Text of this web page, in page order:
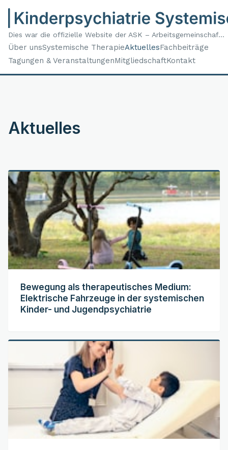
Dies war die offizielle Website der ASK – Arbeitsgemeinschaf...
Über unsSystemische TherapieAktuellesFachbeiträge
Tagungen & VeranstaltungenMitgliedschaftKontakt
Aktuelles
Bewegung als therapeutisches Medium:
Elektrische Fahrzeuge in der systemischen
Kinder- und Jugendpsychiatrie